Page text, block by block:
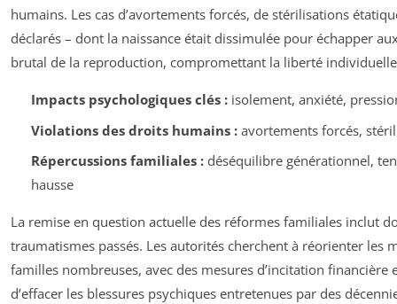
humains. Les cas d’avortements forcés, de stérilisations
déclarés – dont la naissance était dissimulée pour échapper
brutal de la reproduction, compromettant la liberté
Impacts psychologiques clés :isolement, anxiété,
Violations des droits humains :avortements forcés,
Répercussions familiales :déséquilibre générationnel,
hausse
La remise en question actuelle des réformes familiales inclut
traumatismes passés. Les autorités cherchent à réorienter les
familles nombreuses, avec des mesures d’incitation financière
d’effacer les blessures psychiques entretenues par des